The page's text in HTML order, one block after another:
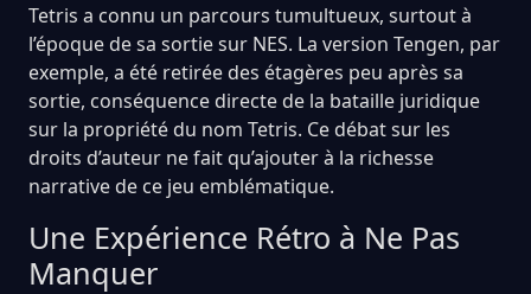
Tetris a connu un parcours tumultueux, surtout à
l’époque de sa sortie sur NES. La version Tengen, par
exemple, a été retirée des étagères peu après sa
sortie, conséquence directe de la bataille juridique
sur la propriété du nom Tetris. Ce débat sur les
droits d’auteur ne fait qu’ajouter à la richesse
narrative de ce jeu emblématique.
Une Expérience Rétro à Ne Pas
Manquer